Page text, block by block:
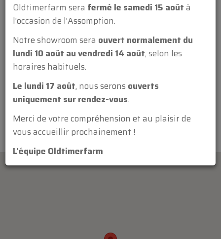
Oldtimerfarm sera fermé le samedi 15 aoûtà
l'occasion de l'Assomption.
Notre showroom sera ouvert normalement du
lundi 10 août au vendredi 14 août, selon les
horaires habituels.
Le lundi 17 août, nous serons ouverts
uniquement sur rendez-vous.
Merci de votre compréhension et au plaisir de
vous accueillir prochainement !
L'équipe Oldtimerfarm